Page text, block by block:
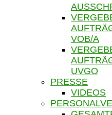
VOB/A
UVGO
PRESSE
VIDEOS